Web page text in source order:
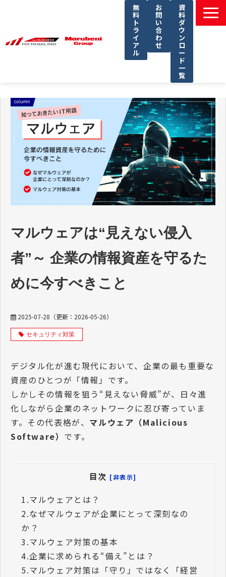
無
料
ト
ラ
イ
ア
ル
お
問
い
合
わ
せ
資
料
ダ
ウ
ン
ロ
ー
ド
一
覧
課題別ソリューション一覧
サービス一覧
導入事例
セミナー
コラム
よくあるご質問
マルウェアは“見えない侵入
者”～ 企業の情報資産を守るた
めに今すべきこと
2025-07-28 （更新： 2026-05-26）
セキュリティ対策
デジタル化が進む現代において、企業の最も重要な
資産のひとつが「情報」です。
しかしその情報を狙う“見えない脅威”が、日々進
化しながら企業のネットワークに忍び寄っていま
す。その代表格が、 マルウェア（Malicious
Software） です。
目次 [非表示]
1.マルウェアとは？
2.なぜマルウェアが企業にとって深刻なの
か？
3.マルウェア対策の基本
4.企業に求められる“備え”とは？
5.マルウェア対策は「守り」ではなく「経営